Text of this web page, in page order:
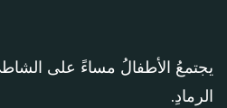
يجتمعُ الأطفالُ مساءً على
الرمادِ.